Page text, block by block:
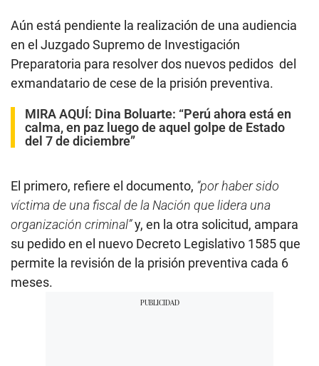
Aún está pendiente la realización de una audiencia
en el Juzgado Supremo de Investigación
Preparatoria para resolver dos nuevos pedidos del
exmandatario de cese de la prisión preventiva.
MIRA AQUÍ: Dina Boluarte: “Perú ahora está en
calma, en paz luego de aquel golpe de Estado
del 7 de diciembre”
El primero, refiere el documento, “por haber sido
víctima de una fiscal de la Nación que lidera una
organización criminal”y, en la otra solicitud, ampara
su pedido en el nuevo Decreto Legislativo 1585 que
permite la revisión de la prisión preventiva cada 6
meses.